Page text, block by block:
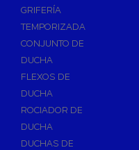
Baterias y
Bombas
Bombas
Bombas de Drenaje
Bombas de
Desagües
GRIFERÍA
TEMPORIZADA
CONJUNTO DE
DUCHA
FLEXOS DE
DUCHA
ROCIADOR DE
DUCHA
DUCHAS DE